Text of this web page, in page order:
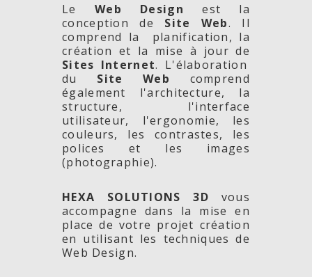
Le Web Design est la
conception de Site Web. Il
comprend la planification, la
création et la mise à jour de
Sites Internet. L'élaboration
du Site Web comprend
également l'architecture, la
structure, l'interface
utilisateur, l'ergonomie, les
couleurs, les contrastes, les
polices et les images
(photographie).
HEXA SOLUTIONS 3D vous
accompagne dans la mise en
place de votre projet création
en utilisant les techniques de
Web Design.